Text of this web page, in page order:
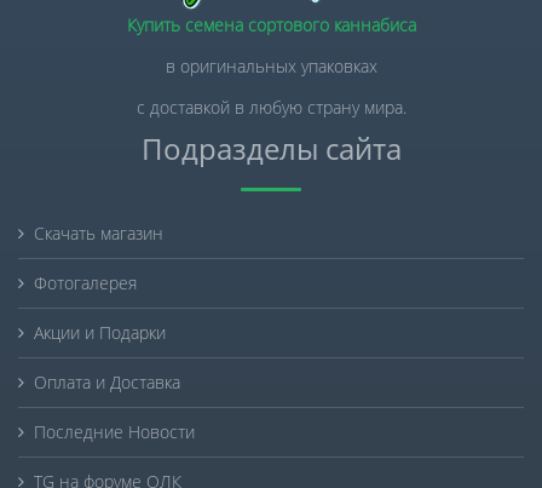
Купить семена сортового каннабиса
в оригинальных упаковках
с доставкой в любую страну мира.
Подразделы сайта
Скачать магазин
Фотогалерея
Акции и Подарки
Оплата и Доставка
Последние Новости
TG на форуме ОЛК